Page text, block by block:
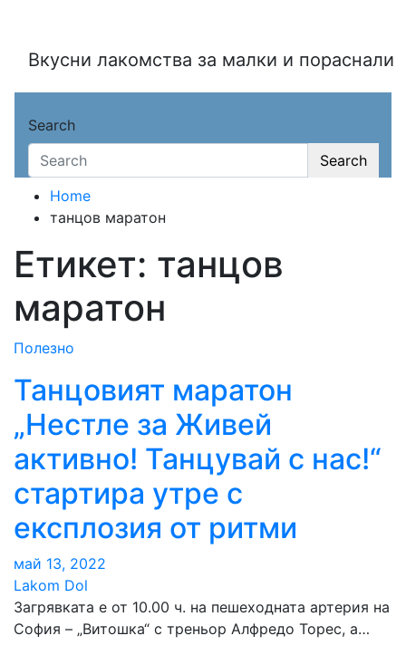
contentВкусни лакомства за малки и пораснали
Search
Search
Home
танцов маратон
Етикет: танцов
маратон
Полезно
Танцовият маратон
„Нестле за Живей
активно! Танцувай с нас!“
стартира утре с
експлозия от ритми
май 13, 2022
Lakom Dol
Загрявката е от 10.00 ч. на пешеходната артерия на
София – „Витошка“ с треньор Алфредо Торес, а…